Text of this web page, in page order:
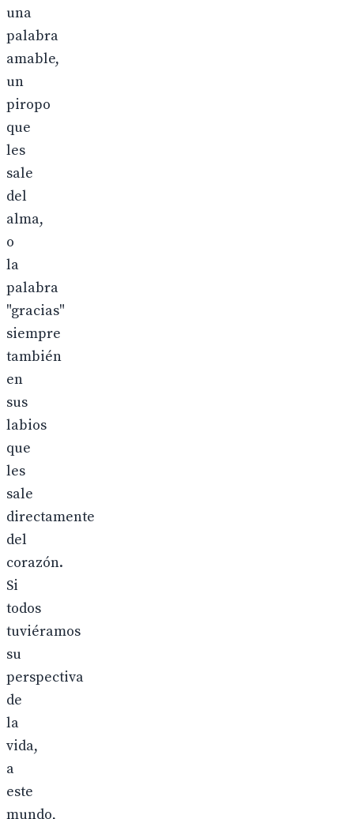
una
palabra
amable,
un
piropo
que
les
sale
del
alma,
o
la
palabra
"gracias"
siempre
también
en
sus
labios
que
les
sale
directamente
del
corazón.
Si
todos
tuviéramos
su
perspectiva
de
la
vida,
a
este
mundo,